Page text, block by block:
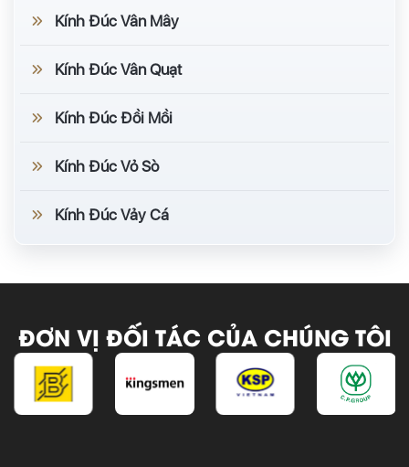
Kính Đúc Vân Mây
Kính Đúc Vân Quạt
Kính Đúc Đồi Mồi
Kính Đúc Vỏ Sò
Kính Đúc Vảy Cá
ĐƠN VỊ ĐỐI TÁC CỦA CHÚNG TÔI